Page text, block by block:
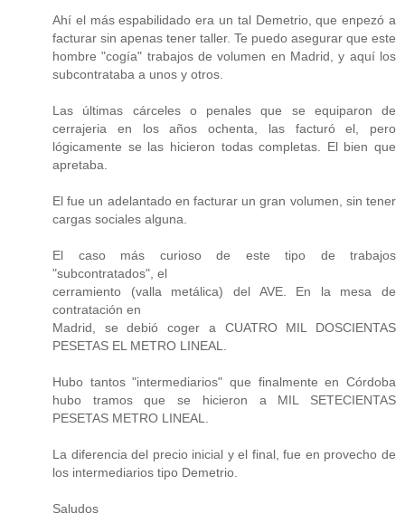
Ahí el más espabilidado era un tal Demetrio, que enpezó a
facturar sin apenas tener taller. Te puedo asegurar que este
hombre "cogía" trabajos de volumen en Madrid, y aquí los
subcontrataba a unos y otros.
Las últimas cárceles o penales que se equiparon de
cerrajeria en los años ochenta, las facturó el, pero
lógicamente se las hicieron todas completas. El bien que
apretaba.
El fue un adelantado en facturar un gran volumen, sin tener
cargas sociales alguna.
El caso más curioso de este tipo de trabajos
"subcontratados", el
cerramiento (valla metálica) del AVE. En la mesa de
contratación en
Madrid, se debió coger a CUATRO MIL DOSCIENTAS
PESETAS EL METRO LINEAL.
Hubo tantos "intermediarios" que finalmente en Córdoba
hubo tramos que se hicieron a MIL SETECIENTAS
PESETAS METRO LINEAL.
La diferencia del precio inicial y el final, fue en provecho de
los intermediarios tipo Demetrio.
Saludos